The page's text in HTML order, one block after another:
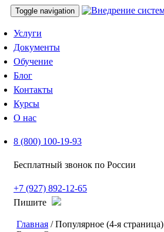
Toggle navigation
Услуги
Документы
Обучение
Блог
Контакты
Курсы
О нас
8 (800) 100-19-93
Бесплатный звонок по России
+7 (927) 892-12-65
Пишите
Главная / Популярное (4-я страница)